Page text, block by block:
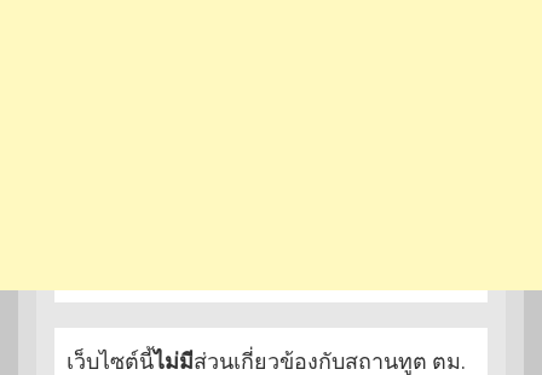
เว็บไซต์นี้ไม่มีส่วนเกี่ยวข้องกับสถานทูต ตม.